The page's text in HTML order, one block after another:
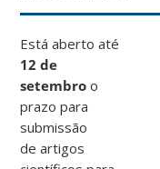
Está aberto até
12 de
setembroo
prazo para
submissão
de artigos